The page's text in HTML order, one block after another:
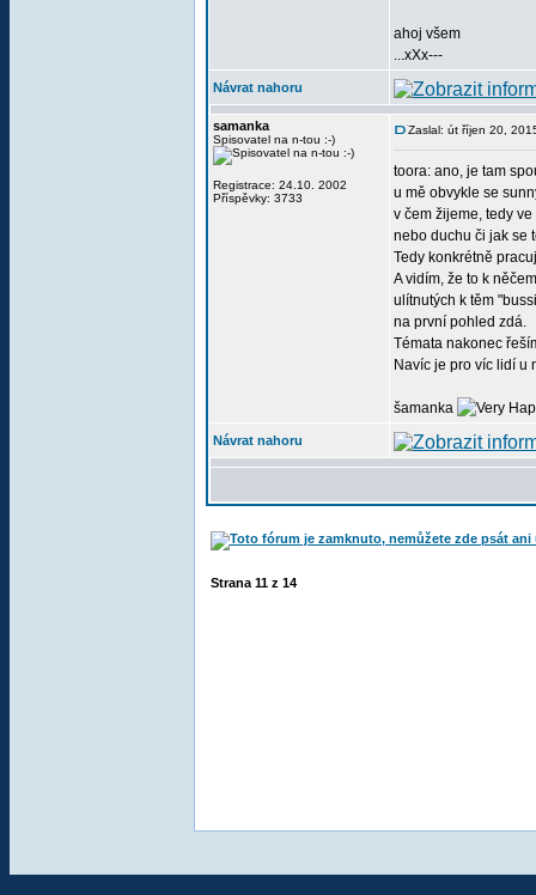
ahoj všem
...xXx---
Návrat nahoru
samanka
Spisovatel na n-tou :-)
Registrace: 24.10. 2002
Příspěvky: 3733
Zaslal: út říjen 20,
toora: ano, je tam
u mě obvykle se
v čem žijeme, tedy
nebo duchu či jak se
Tedy konkrétně
A vidím, že to k
ulítnutých k těm
na první pohled zdá.
Témata nakonec
Navíc je pro víc lidí u
šamanka
Návrat nahoru
Strana 11 z 14